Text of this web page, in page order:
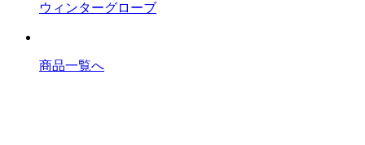
ウィンターグローブ
商品一覧へ